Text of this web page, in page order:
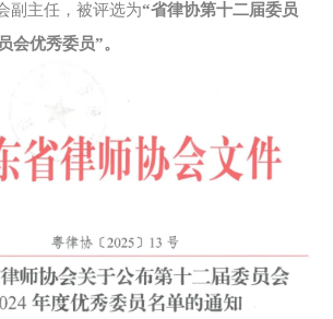
副主任，被评选为“省律协第十二届委员
会优秀委员”。